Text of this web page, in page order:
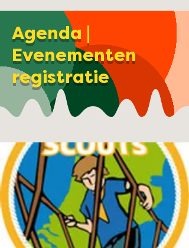
Agenda |
Evenementen
registratie